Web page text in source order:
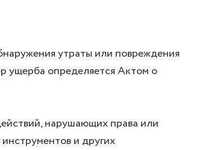
утраты или повреждения
ущерба определяется Актом о
нарушающих права или
и других